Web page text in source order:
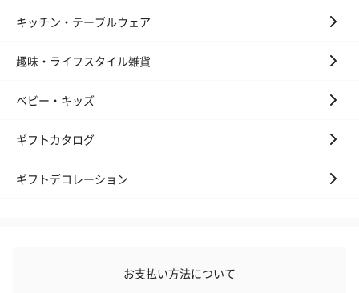
かき氷入浴剤4点セット
バスフラワー
ハンドタオル・ハンカチ
キッチン・テーブルウェア
趣味・ライフスタイル雑貨
ベビー・キッズ
ギフトカタログ
ギフトデコレーション
お支払い方法について